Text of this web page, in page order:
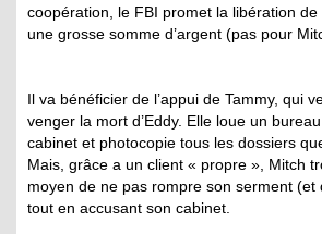
coopération, le FBI promet la libération
une grosse somme d’argent (pas pour
Il va bénéficier de l’appui de Tammy, qui
venger la mort d’Eddy. Elle loue un
cabinet et photocopie tous les dossiers
Mais, grâce a un client « propre », Mitch
moyen de ne pas rompre son serment (et
tout en accusant son cabinet.